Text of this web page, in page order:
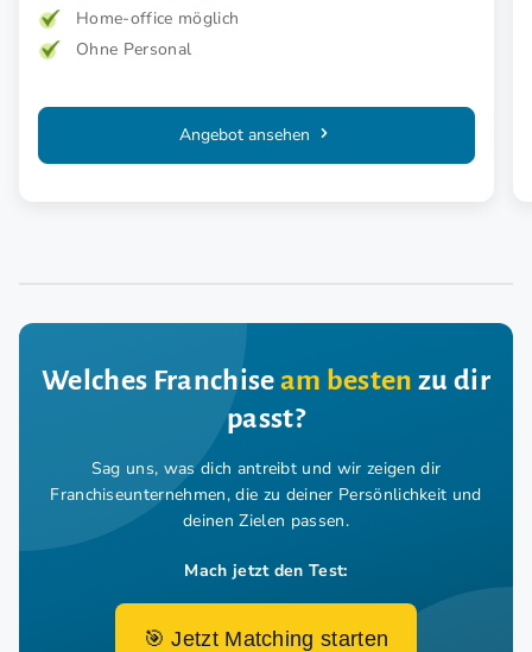
Home-office möglich
Ohne Personal
Angebot ansehen
Welches Franchiseam besten zu dir
passt?
Sag uns, was dich antreibt und wir zeigen dir
Franchiseunternehmen, die zu deiner Persönlichkeit und
deinen Zielen passen.
Mach jetzt den Test:
🎯 Jetzt Matching starten